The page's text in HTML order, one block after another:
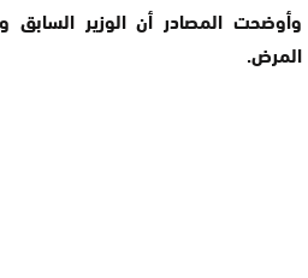
وأوضحت المصادر أن الوزير السابق
المرض.